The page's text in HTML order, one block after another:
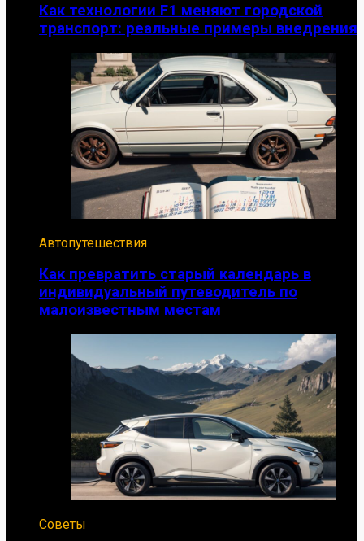
Как технологии F1 меняют городской
транспорт: реальные примеры внедрения
Автопутешествия
Как превратить старый календарь в
индивидуальный путеводитель по
малоизвестным местам
Советы